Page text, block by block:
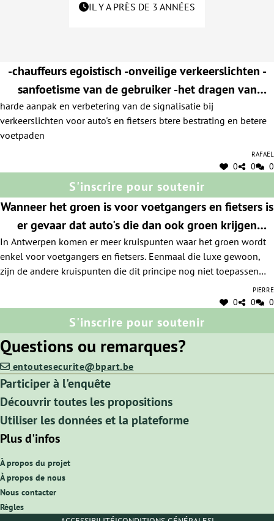
IL Y A PRÈS DE 3 ANNÉES
-chauffeurs egoistisch -onveilige verkeerslichten -
sanfoetisme van de gebruiker -het dragen van
koptelefoons bij het rijden
harde aanpak en verbetering van de signalisatie bij
verkeerslichten voor auto's en fietsers btere bestrating en betere
voetpaden
Rafael
0 0 0
S'inscrire pour soutenir
Wanneer het groen is voor voetgangers en fietsers is
er gevaar dat auto's die dan ook groen krijgen
afslaan. Veel kruispunten in Antwerpen passen een
ander principe toe (enkel groen voor voetgangers
en fietsers)
In Antwerpen komen er meer kruispunten waar het groen wordt
enkel voor voetgangers en fietsers. Eenmaal die luxe gewoon,
zijn de andere kruispunten die dit principe nog niet toepassen
de Tunnelplaats eens vergelijken met het kruispunt met de
Paardenmarkt. Waarom niet overal hetzelfde principe?
Pierre
0 0 0
S'inscrire pour soutenir
Questions ou remarques?
entoutesecurite@bpart.be
Participer à l'enquête
Découvrir toutes les propositions
Utiliser les données et la plateforme
Plus d'infos
À propos du projet
À propos de nous
Nous contacter
Règles